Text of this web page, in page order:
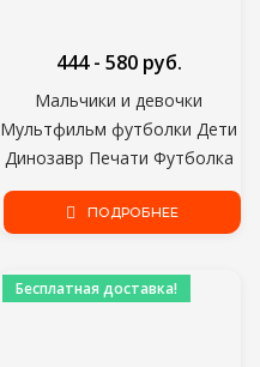
Мальчики и девочки
Мультфильм футболки Дети
Динозавр Печати Футболка
Для Мальчиков Дети Лето С
коротким Рукавом Футболка
Одежда
444 - 580 руб.
ПОДРОБНЕЕ
Бесплатная доставка!